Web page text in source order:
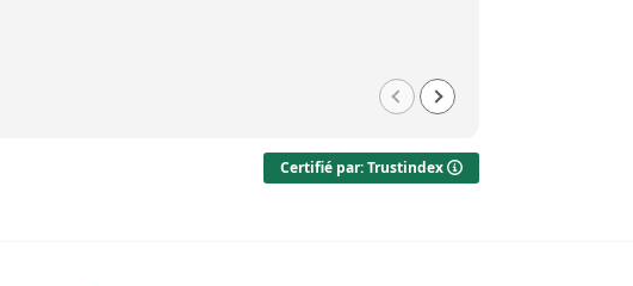
Certifié par: Trustindex